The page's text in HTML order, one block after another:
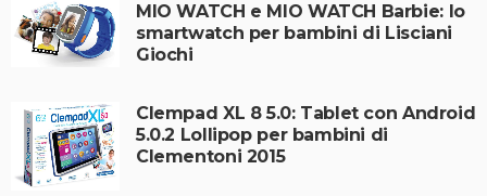
MIO WATCH e MIO WATCH Barbie: lo
smartwatch per bambini di Lisciani
Giochi
Clempad XL 8 5.0: Tablet con Android
5.0.2 Lollipop per bambini di
Clementoni 2015